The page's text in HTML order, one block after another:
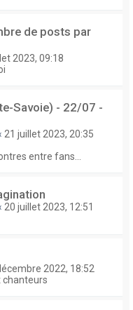
de posts par
2023, 09:18
Savoie) - 22/07 -
21 juillet 2023, 20:35
entre fans...
20 juillet 2023, 12:51
2022, 18:52
chanteurs